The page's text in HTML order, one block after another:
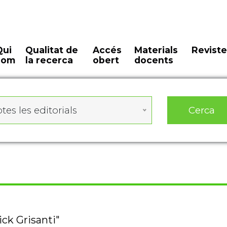
Qualitat de
la recerca
Accés
obert
Materials
docents
les editorials Cerca
Grisanti"